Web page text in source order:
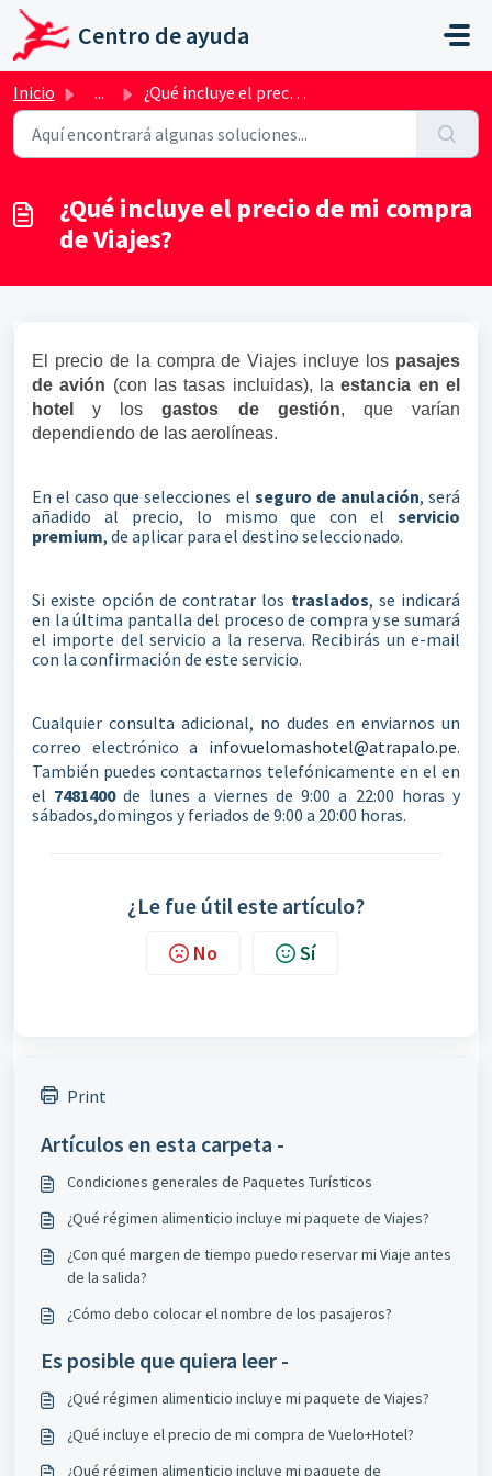
Ir al contenido principal
Centro de ayuda
Inicio ... ¿Qué incluye el precio de mi compra de Viajes?
¿Qué incluye el precio de mi compra
de Viajes?
El precio de la compra de Viajes incluye los pasajes
de avión (con las tasas incluidas), laestancia en el
hotel
y losgastos de gestión, que varían
dependiendo de las aerolíneas.
En el caso que selecciones el seguro de anulación, será
añadido al precio, lo mismo que con el servicio
premium, de aplicar para el destino seleccionado.
Si existe opción de contratar los traslados, se indicará
en la última pantalla del proceso de compra y se sumará
el importe del servicio a la reserva. Recibirás un e-mail
con la confirmación de este servicio.
Cualquier consulta adicional, no dudes en enviarnos un
correo electrónico a infovuelomashotel@atrapalo.pe.
También puedes contactarnos telefónicamente en el en
el 7481400de lunes a viernes de 9:00 a 22:00 horas y
sábados,domingos y feriados de 9:00 a 20:00 horas.
¿Le fue útil este artículo?
No Sí
Print
Artículos en esta carpeta -
Condiciones generales de Paquetes Turísticos
¿Qué régimen alimenticio incluye mi paquete de Viajes?
¿Con qué margen de tiempo puedo reservar mi Viaje antes
de la salida?
¿Cómo debo colocar el nombre de los pasajeros?
Es posible que quiera leer -
¿Qué régimen alimenticio incluye mi paquete de Viajes?
¿Qué incluye el precio de mi compra de Vuelo+Hotel?
¿Qué régimen alimenticio incluye mi paquete de